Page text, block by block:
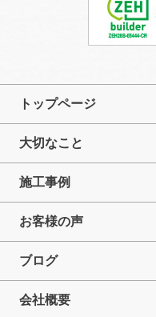
トップページ
大切なこと
施工事例
お客様の声
ブログ
会社概要